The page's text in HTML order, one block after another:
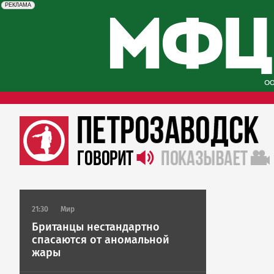
erid: 2SDnjcySKKc
РЕКЛАМА
Реклама
21:30 Мир
Британцы нестандартно
спасаются от аномальной
жары